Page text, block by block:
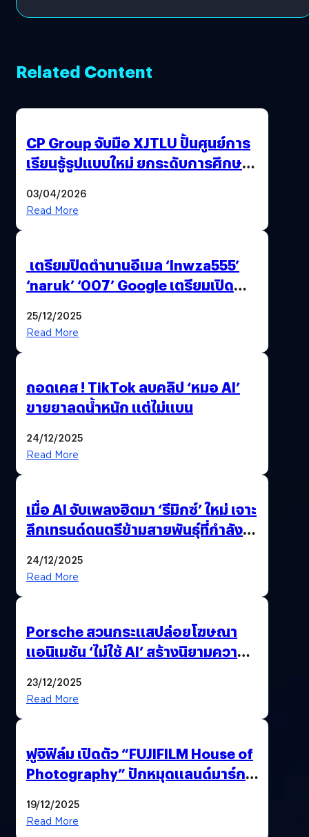
ปันผล 0.10 บาท/หุ้น
Related Content
CP Group จับมือ XJTLU ปั้นศูนย์การ
เรียนรู้รูปแบบใหม่ ยกระดับการศึกษา
03/04/2026
Read More
เตรียมปิดตำนานอีเมล ‘lnwza555’
‘naruk’ ‘007’ Google เตรียมเปิด
25/12/2025
Read More
ถอดเคส ! TikTok ลบคลิป ‘หมอ AI’
ขายยาลดน้ำหนัก แต่ไม่แบน
24/12/2025
Read More
เมื่อ AI จับเพลงฮิตมา ‘รีมิกซ์’ ใหม่ เจาะ
ลึกเทรนด์ดนตรีข้ามสายพันธุ์ที่กำลัง
24/12/2025
Read More
Porsche สวนกระแสปล่อยโฆษณา
แอนิเมชัน ‘ไม่ใช้ AI’ สร้างนิยามความ
23/12/2025
Read More
ฟูจิฟิล์ม เปิดตัว “FUJIFILM House of
Photography” ปักหมุดแลนด์มาร์ก
19/12/2025
Read More